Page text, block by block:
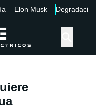
Elon Musk Degradación